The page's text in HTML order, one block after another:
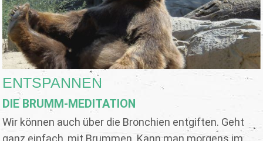
ENTSPANNEN
DIE BRUMM-MEDITATION
Wir können auch über die Bronchien entgiften. Geht
ganz einfach, mit Brummen. Kann man morgens im